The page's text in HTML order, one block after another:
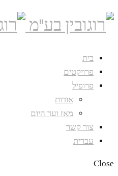
בית
פרויקטים
פרופיל
אודות
מאז ועד היום
צור קשר
עברית
Close